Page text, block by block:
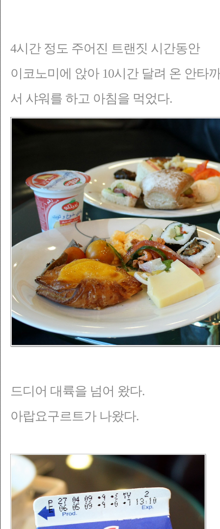
4시간 정도 주어진 트랜짓 시간동안
이코노미에 앉아 10시간 달려 온 안타
서 샤워를 하고 아침을 먹었다.
드디어 대륙을 넘어 왔다.
아랍요구르트가 나왔다.